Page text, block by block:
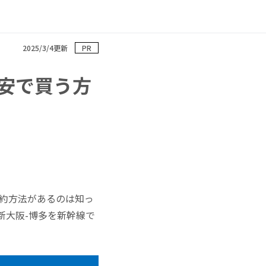
2025/3/4更新 PR
で買う方
方法があるのは知っ
大阪-博多を新幹線で